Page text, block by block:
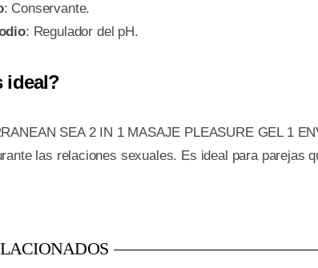
: Conservante.
: Regulador del pH.
ideal?
SEA 2 IN 1 MASAJE PLEASURE GEL 1
las relaciones sexuales. Es ideal para